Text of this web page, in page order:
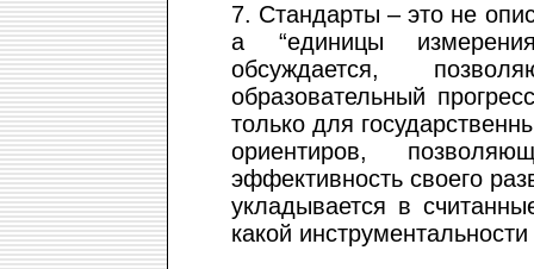
7. Стандарты – это не
а “единицы
обсуждается,
образовательный
только для
ориентиров,
эффективность своего
укладывается в
какой